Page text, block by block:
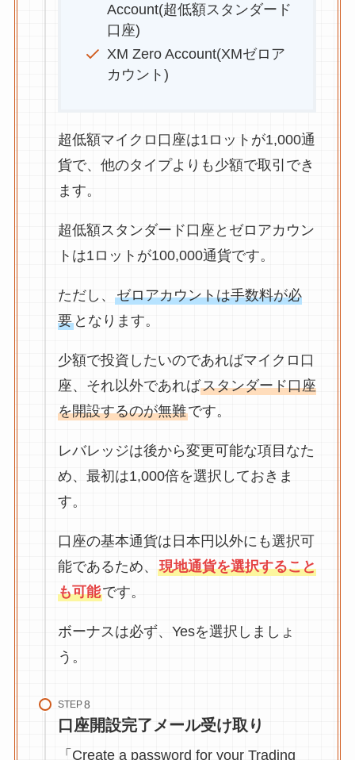
Account(超低額スタンダード
口座)
XM Zero Account(XMゼロア
カウント)
超低額マイクロ口座は1ロットが1,000通
貨で、他のタイプよりも少額で取引でき
ます。
超低額スタンダード口座とゼロアカウン
トは1ロットが100,000通貨です。
ただし、 ゼロアカウントは手数料が必
要となります。
少額で投資したいのであればマイクロ口
座、それ以外であればスタンダード口座
を開設するのが無難です。
レバレッジは後から変更可能な項目なた
め、最初は1,000倍を選択しておきま
す。
口座の基本通貨は日本円以外にも選択可
能であるため、 現地通貨を選択すること
も可能です。
ボーナスは必ず、Yesを選択しましょ
う。
STEP
口座開設完了メール受け取り
「Create a password for your Trading